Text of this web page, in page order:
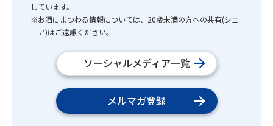
しています。
※お酒にまつわる情報については、20歳未満の方への共有(シェ
ア)はご遠慮ください。
ソーシャルメディア一覧
メルマガ登録